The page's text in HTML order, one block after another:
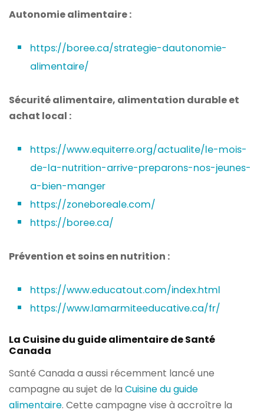
Autonomie alimentaire :
https://boree.ca/strategie-dautonomie-
alimentaire/
Sécurité alimentaire, alimentation durable et
achat local :
https://www.equiterre.org/actualite/le-mois-
de-la-nutrition-arrive-preparons-nos-jeunes-
a-bien-manger
https://zoneboreale.com/
https://boree.ca/
Prévention et soins en nutrition :
https://www.educatout.com/index.html
https://www.lamarmiteeducative.ca/fr/
La Cuisine du guide alimentaire de Santé
Canada
Santé Canada a aussi récemment lancé une
campagne au sujet de laCuisine du guide
alimentaire. Cette campagne vise à accroître la